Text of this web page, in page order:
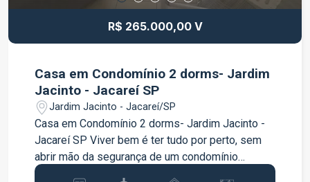
R$ 265.000,00 V
Casa em Condomínio 2 dorms- Jardim
Jacinto - Jacareí SP
Jardim Jacinto - Jacareí/SP
Casa em Condomínio 2 dorms- Jardim Jacinto -
Jacareí SP Viver bem é ter tudo por perto, sem
abrir mão da segurança de um condomínio
fechado. Este sobrado é perfeito para quem